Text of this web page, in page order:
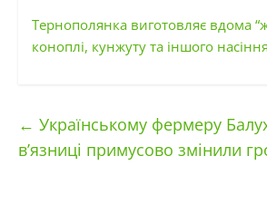
Тернополянка виготовляє вдома
коноплі, кунжуту та іншого насіння
← Українському фермеру
в’язниці примусово змінили